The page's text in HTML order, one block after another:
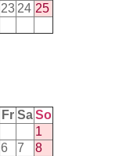
23 24 25
Fr SaSo
1
6 7
8